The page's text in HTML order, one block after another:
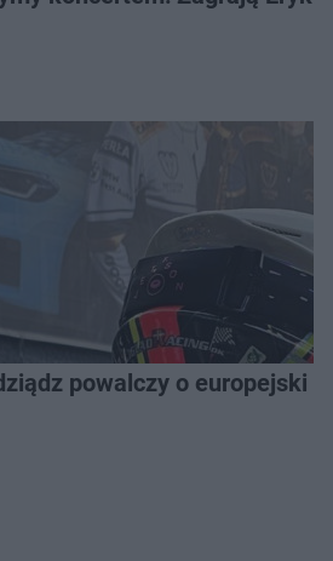
powalczy o europejski